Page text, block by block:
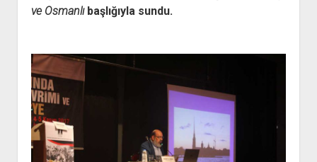
ve Osmanlıbaşlığıyla sundu.